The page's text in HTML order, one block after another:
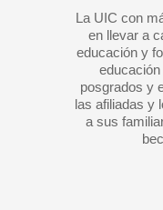
La UIC con
en llevar a
educación y
posgrados y
las afiliadas y
a sus